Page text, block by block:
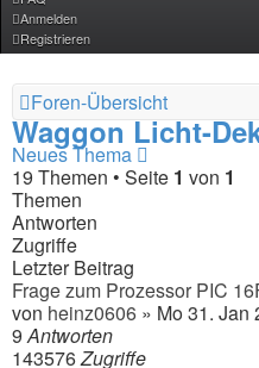
Anmelden
Registrieren
Foren-Übersicht
Waggon Licht-
Neues Thema
19 Themen • Seite 1 von 1
Themen
Antworten
Zugriffe
Letzter Beitrag
Frage zum Prozessor PIC
von heinz0606 » Mo 31. Jan
9Antworten
143576Zugriffe